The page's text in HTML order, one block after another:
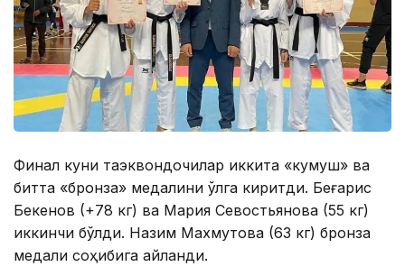
Финал куни таэквондочилар иккита «кумуш» ва
битта «бронза» медалини қўлга киритди. Беғарис
Бекенов (+78 кг) ва Мария Севостьянова (55 кг)
иккинчи бўлди. Назим Махмутова (63 кг) бронза
медали соҳибига айланди.